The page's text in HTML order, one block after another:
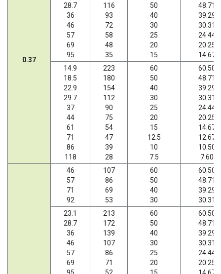
0.37
28.7
36
46
57
69
95
116
93
72
58
48
35
50
40
30
25
20
15
48.71
39.29
30.31
24.44
20.25
14.67
14.9
18.5
22.9
29.7
37
44
61
71
86
118
223
180
154
112
90
75
54
47
39
28
60
50
40
30
25
20
15
12.5
10
7.5
60.50
48.71
39.29
30.31
24.44
20.25
14.67
12.67
10.50
7.60
46
57
71
92
107
86
69
53
60
50
40
30
60.50
48.71
39.29
30.31
23.1
28.7
36
46
57
69
95
213
172
139
107
86
71
52
60
50
40
30
25
20
15
60.50
48.71
39.29
30.31
24.44
20.25
14.67